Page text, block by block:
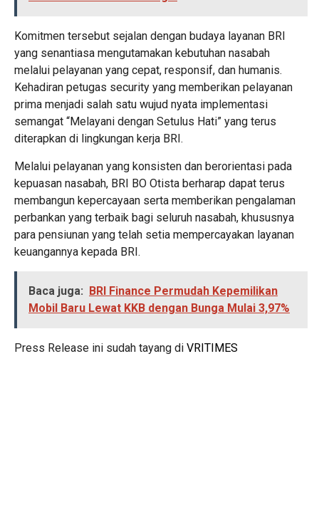
Komitmen tersebut sejalan dengan budaya layanan BRI
yang senantiasa mengutamakan kebutuhan nasabah
melalui pelayanan yang cepat, responsif, dan humanis.
Kehadiran petugas security yang memberikan pelayanan
prima menjadi salah satu wujud nyata implementasi
semangat “Melayani dengan Setulus Hati” yang terus
diterapkan di lingkungan kerja BRI.
Melalui pelayanan yang konsisten dan berorientasi pada
kepuasan nasabah, BRI BO Otista berharap dapat terus
membangun kepercayaan serta memberikan pengalaman
perbankan yang terbaik bagi seluruh nasabah, khususnya
para pensiunan yang telah setia mempercayakan layanan
keuangannya kepada BRI.
Baca juga: BRI Finance Permudah Kepemilikan
Mobil Baru Lewat KKB dengan Bunga Mulai 3,97%
Press Release ini sudah tayang di VRITIMES